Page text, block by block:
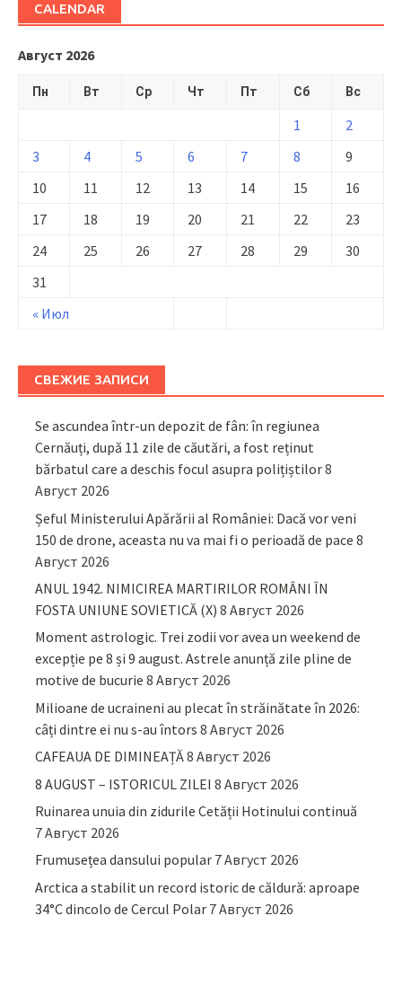
CALENDAR
Август 2026
Пн Вт Ср Чт Пт Сб Вс
« Июл
1
2
3
4 5 6 7 8
9
10
11 12 13 14 15
16
17
18 19 20 21 22
23
24
25 26 27 28 29
30
31
СВЕЖИЕ ЗАПИСИ
Se ascundea într-un depozit de fân: în regiunea
Cernăuți, după 11 zile de căutări, a fost reținut
bărbatul care a deschis focul asupra polițiștilor8
Август 2026
Șeful Ministerului Apărării al României: Dacă vor veni
150 de drone, aceasta nu va mai fi o perioadă de pace 8
Август 2026
ANUL 1942. NIMICIREA MARTIRILOR ROMÂNI ÎN
FOSTA UNIUNE SOVIETICĂ (X) 8 Август 2026
Moment astrologic. Trei zodii vor avea un weekend de
excepție pe 8 și 9 august. Astrele anunță zile pline de
motive de bucurie 8 Август 2026
Milioane de ucraineni au plecat în străinătate în 2026:
câți dintre ei nu s-au întors 8 Август 2026
CAFEAUA DE DIMINEAȚĂ8 Август 2026
8 AUGUST – ISTORICUL ZILEI 8 Август 2026
Ruinarea unuia din zidurile Cetății Hotinului continuă
7 Август 2026
Frumusețea dansului popular 7 Август 2026
Arctica a stabilit un record istoric de căldură: aproape
34°C dincolo de Cercul Polar 7 Август 2026